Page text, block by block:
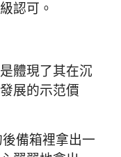
認可。
體現了其在沉
展的示范價
備箱裡拿出一